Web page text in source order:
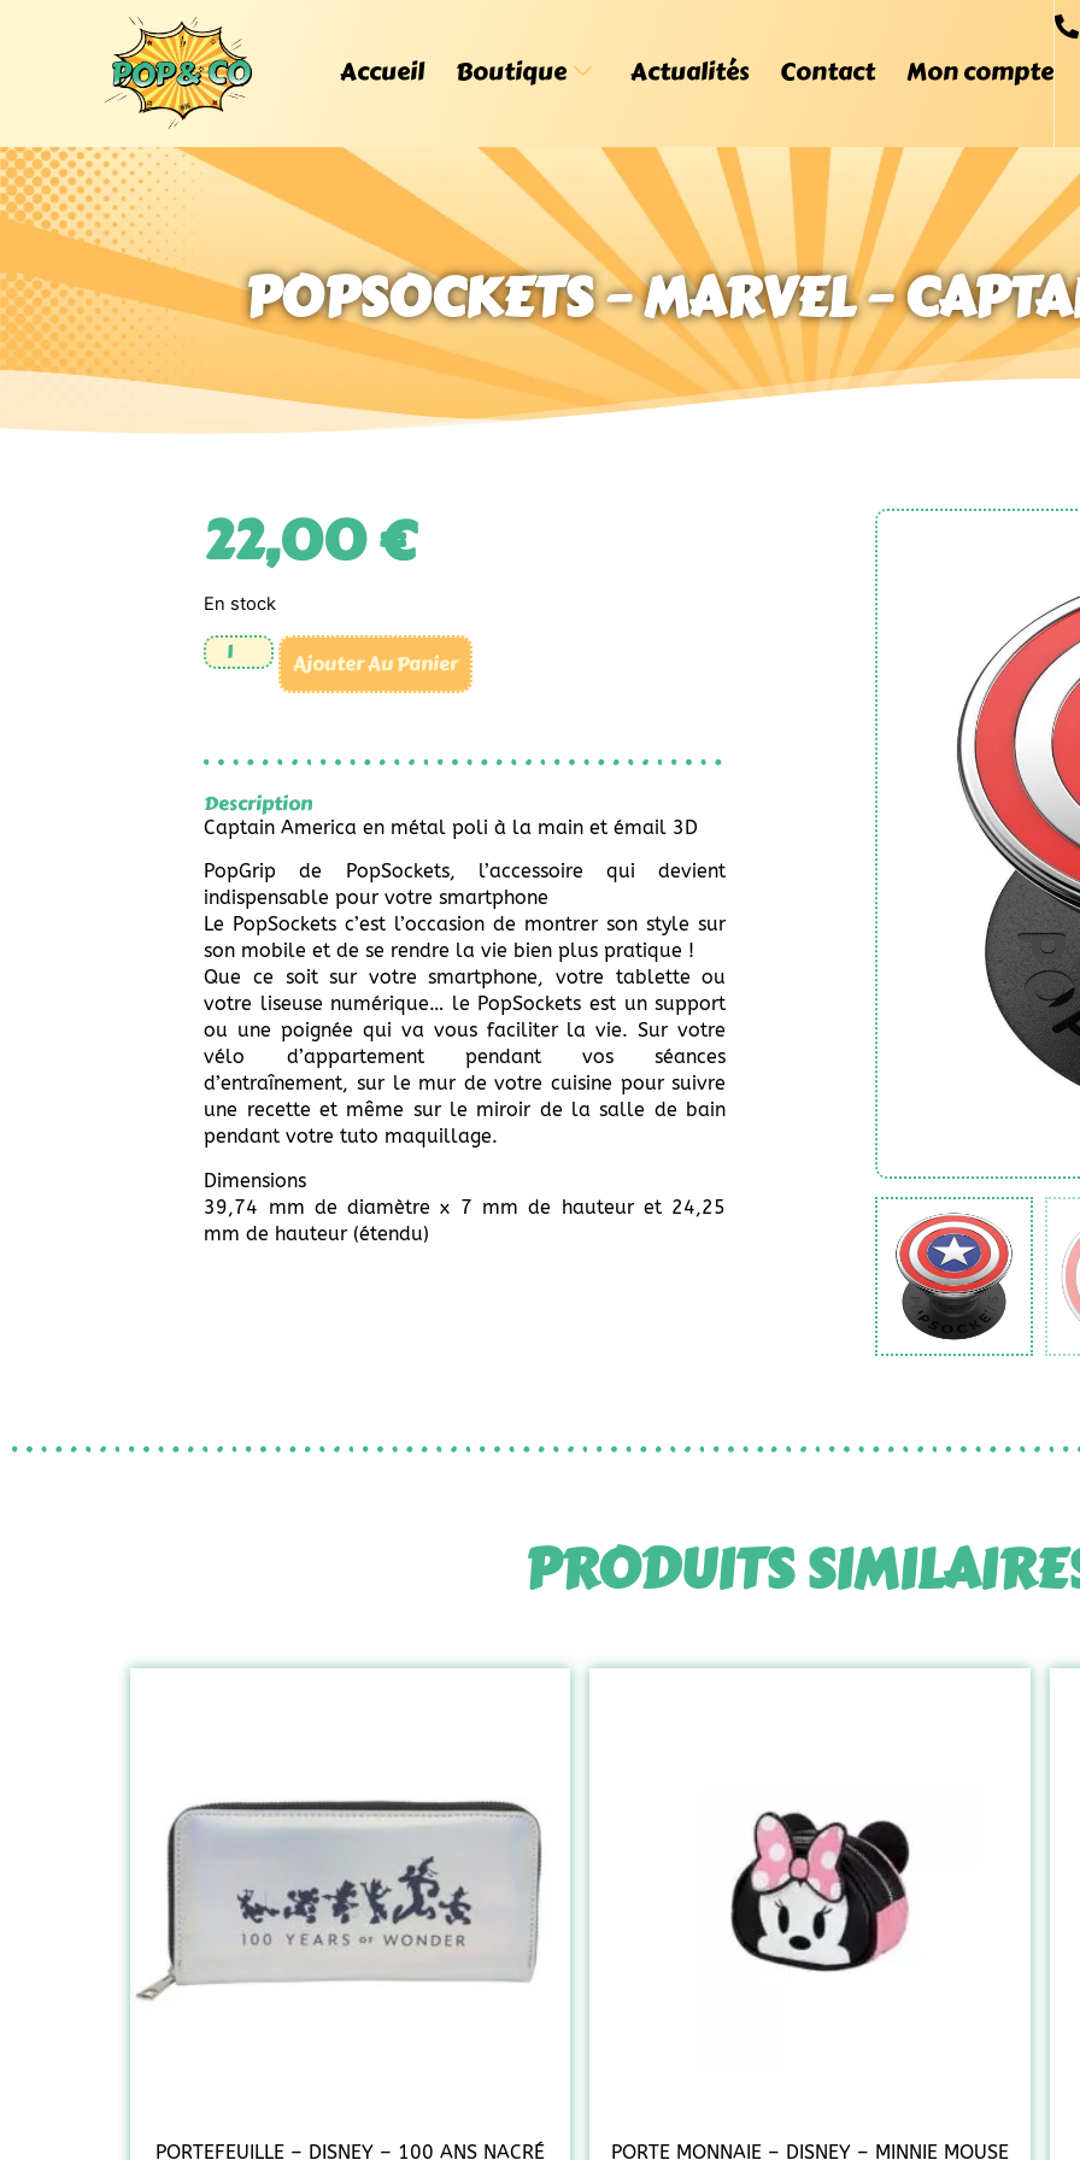
Accueil Boutique Actualités Contact Mon compte
POPSOCKETS – MARVEL –
22,00€
En stock
Ajouter Au Panier
Description
Captain America en métal poli à la main et émail 3D
PopGrip de PopSockets, l’accessoire qui devient
indispensable pour votre smartphone
Le PopSockets c’est l’occasion de montrer son style sur
son mobile et de se rendre la vie bien plus pratique !
Que ce soit sur votre smartphone, votre tablette ou
votre liseuse numérique… le PopSockets est un support
ou une poignée qui va vous faciliter la vie. Sur votre
vélo d’appartement pendant vos séances
d’entraînement, sur le mur de votre cuisine pour suivre
une recette et même sur le miroir de la salle de bain
pendant votre tuto maquillage.
Dimensions
39,74 mm de diamètre x 7 mm de hauteur et 24,25
mm de hauteur (étendu)
PRODUITS
PORTEFEUILLE – DISNEY – 100 ANS NACRÉ PORTE MONNAIE – DISNEY – MINNIE MOUSE